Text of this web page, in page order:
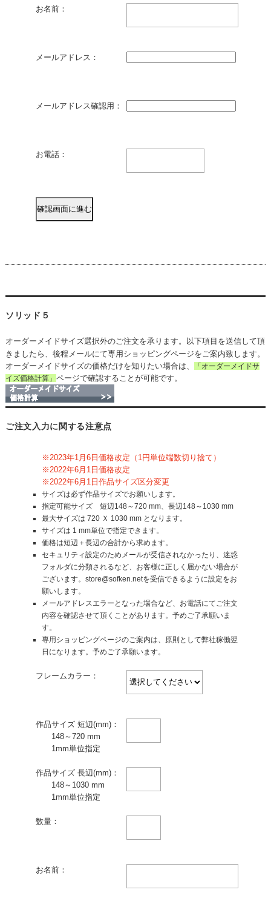
お名前：
メールアドレス：
メールアドレス確認用：
お電話：
ソリッド５
オーダーメイドサイズ選択外のご注文を承ります。以下項目を送信して頂
きましたら、後程メールにて専用ショッピングページをご案内致します。
オーダーメイドサイズの価格だけを知りたい場合は、
「オーダーメイドサ
イズ価格計算」 ページで確認することが可能です。
ご注文入力に関する注意点
※2023年1月6日価格改定（1円単位端数切り捨て）
※2022年6月1日価格改定
※2022年6月1日作品サイズ区分変更
サイズは必ず作品サイズでお願いします。
指定可能サイズ 短辺148～720 mm、長辺148～1030 mm
最大サイズは 720 Ｘ 1030 mm となります。
サイズは 1 mm単位で指定できます。
価格は短辺＋長辺の合計から求めます。
セキュリティ設定のためメールが受信されなかったり、迷惑
フォルダに分類されるなど、お客様に正しく届かない場合が
ございます。store@sofken.netを受信できるように設定をお
願いします。
メールアドレスエラーとなった場合など、お電話にてご注文
内容を確認させて頂くことがあります。予めご了承願いま
す。
専用ショッピングページのご案内は、原則として弊社稼働翌
日になります。予めご了承願います。
フレームカラー：
作品サイズ 短辺(mm)：
148～720 mm
1mm単位指定
作品サイズ 長辺(mm)：
148～1030 mm
1mm単位指定
数量：
お名前：